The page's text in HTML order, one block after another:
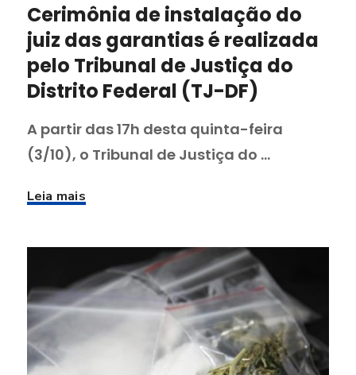
Cerimônia de instalação do
juiz das garantias é realizada
pelo Tribunal de Justiça do
Distrito Federal (TJ-DF)
A partir das 17h desta quinta-feira
(3/10), o Tribunal de Justiça do ...
Leia mais